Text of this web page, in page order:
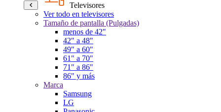
Televisores
Ver todo en televisores
Tamaño de pantalla (Pulgadas)
menos de 42"
42" a 48"
49" a 60"
61" a 70"
71" a 86"
86" y más
Marca
Samsung
LG